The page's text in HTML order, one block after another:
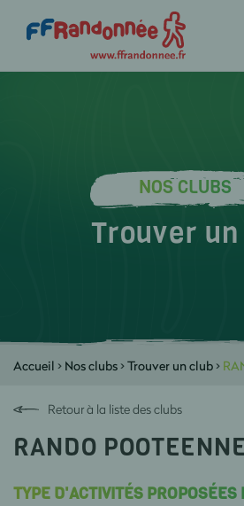
NOS CLUBS
Trouver
Accueil > Nos clubs>Trouver un club>
Retour à la liste des clubs
RANDO POOTEENNE
TYPE D'ACTIVITÉS